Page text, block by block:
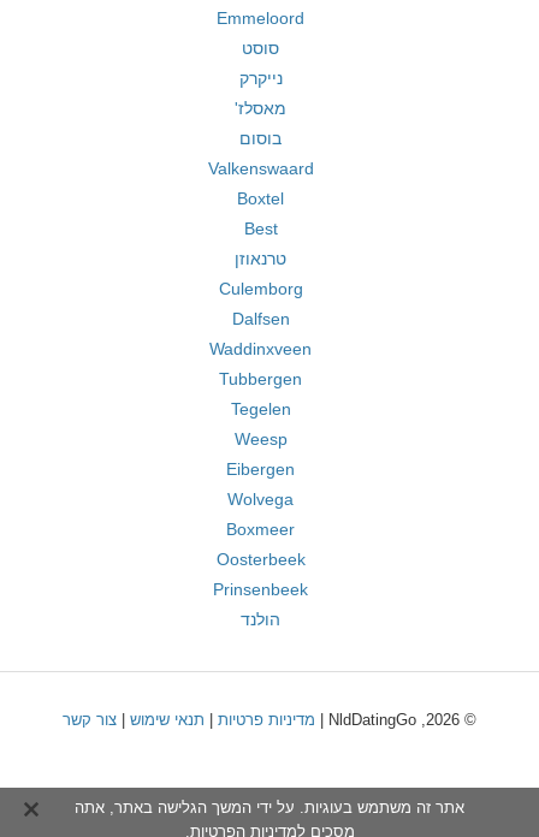
Emmeloord
סוסט
נייקרק
מאסלז'
בוסום
Valkenswaard
Boxtel
Best
טרנאוזן
Culemborg
Dalfsen
Waddinxveen
Tubbergen
Tegelen
Weesp
Eibergen
Wolvega
Boxmeer
Oosterbeek
Prinsenbeek
הולנד
© 2026, NldDatingGo | מדיניות פרטיות תנאי שימוש צור קשר
אתר זה משתמש בעוגיות. על ידי המשך הגלישה באתר, אתה
מסכים למדיניות הפרטיות.